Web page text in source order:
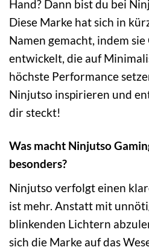
Hand? Dann bist du bei
Diese Marke hat sich in
Namen gemacht, indem
entwickelt, die auf
höchste Performance
Ninjutso inspirieren und
dir steckt!
Was macht Ninjutso
besonders?
Ninjutso verfolgt einen
ist mehr. Anstatt mit
blinkenden Lichtern
sich die Marke auf das